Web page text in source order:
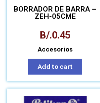
BORRADOR DE BARRA –
ZEH-05CME
B/.0.45
Accesorios
Add to cart